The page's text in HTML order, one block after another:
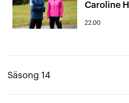
Caroline
22.00
Säsong 14